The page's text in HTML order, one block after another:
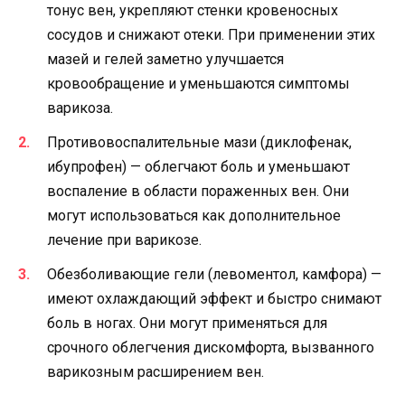
тонус вен, укрепляют стенки кровеносных
сосудов и снижают отеки. При применении этих
мазей и гелей заметно улучшается
кровообращение и уменьшаются симптомы
варикоза.
Противовоспалительные мази (диклофенак,
ибупрофен) — облегчают боль и уменьшают
воспаление в области пораженных вен. Они
могут использоваться как дополнительное
лечение при варикозе.
Обезболивающие гели (левоментол, камфора) —
имеют охлаждающий эффект и быстро снимают
боль в ногах. Они могут применяться для
срочного облегчения дискомфорта, вызванного
варикозным расширением вен.